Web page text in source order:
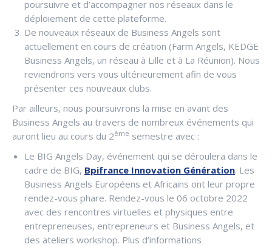
poursuivre et d’accompagner nos réseaux dans le
déploiement de cette plateforme.
De nouveaux réseaux de Business Angels sont
actuellement en cours de création (Farm Angels, KEDGE
Business Angels, un réseau à Lille et à La Réunion). Nous
reviendrons vers vous ultérieurement afin de vous
présenter ces nouveaux clubs.
Par ailleurs, nous poursuivrons la mise en avant des
Business Angels au travers de nombreux événements qui
auront lieu au cours du 2ème semestre avec :
Le BIG Angels Day, événement qui se déroulera dans le
cadre de BIG, Bpifrance Innovation Génération. Les
Business Angels Européens et Africains ont leur propre
rendez-vous phare. Rendez-vous le 06 octobre 2022
avec des rencontres virtuelles et physiques entre
entrepreneuses, entrepreneurs et Business Angels, et
des ateliers workshop. Plus d’informations